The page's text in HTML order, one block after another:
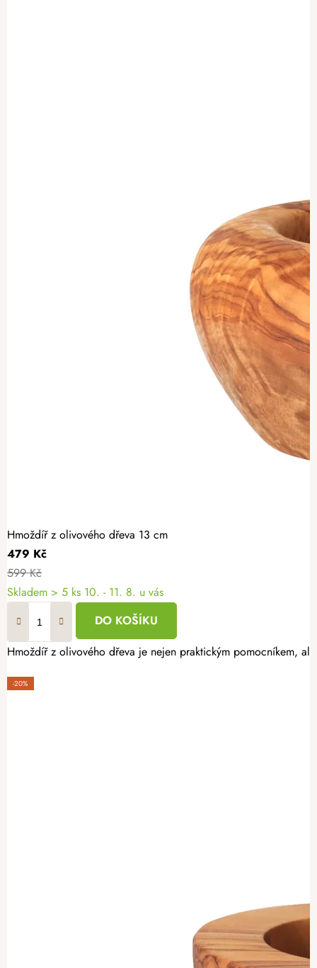
Hmoždíř z olivového dřeva 13 cm
479 Kč
599 Kč
Skladem > 5 ks 10. - 11. 8. u vás
DO KOŠÍKU
Hmoždíř z olivového dřeva je nejen praktickým pomocníkem,
-20%